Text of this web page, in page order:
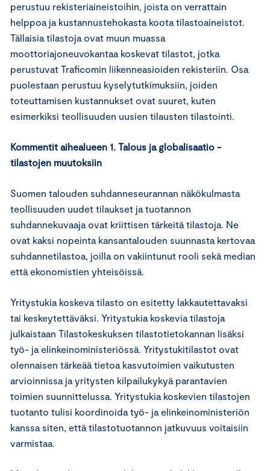
perustuu rekisteriaineistoihin, joista on verrattain
helppoa ja kustannustehokasta koota tilastoaineistot.
Tällaisia tilastoja ovat muun muassa
moottoriajoneuvokantaa koskevat tilastot, jotka
perustuvat Traficomin liikenneasioiden rekisteriin. Osa
puolestaan perustuu kyselytutkimuksiin, joiden
toteuttamisen kustannukset ovat suuret, kuten
esimerkiksi teollisuuden uusien tilausten tilastointi.
Kommentit aihealueen 1. Talous ja globalisaatio -
tilastojen muutoksiin
Suomen talouden suhdanneseurannan näkökulmasta
teollisuuden uudet tilaukset ja tuotannon
suhdannekuvaaja ovat kriittisen tärkeitä tilastoja. Ne
ovat kaksi nopeinta kansantalouden suunnasta kertovaa
suhdannetilastoa, joilla on vakiintunut rooli sekä median
että ekonomistien yhteisöissä.
Yritystukia koskeva tilasto on esitetty lakkautettavaksi
tai keskeytettäväksi. Yritystukia koskevia tilastoja
julkaistaan Tilastokeskuksen tilastotietokannan lisäksi
työ- ja elinkeinoministeriössä. Yritystukitilastot ovat
olennaisen tärkeää tietoa kasvutoimien vaikutusten
arvioinnissa ja yritysten kilpailukykyä parantavien
toimien suunnittelussa. Yritystukia koskevien tilastojen
tuotanto tulisi koordinoida työ- ja elinkeinoministeriön
kanssa siten, että tilastotuotannon jatkuvuus voitaisiin
varmistaa.